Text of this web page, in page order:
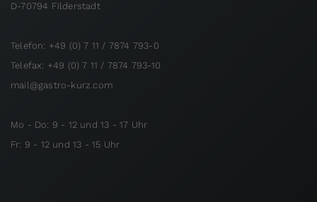
D-70794 Filderstadt
Telefon: +49 (0) 7 11 / 7874 793-0
Telefax: +49 (0) 7 11 / 7874 793-10
mail@gastro-kurz.com
Mo - Do: 9 - 12 und 13 - 17 Uhr
Fr: 9 - 12 und 13 - 15 Uhr